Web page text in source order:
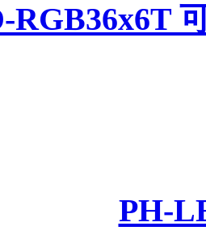
RGB36x6T
PH-